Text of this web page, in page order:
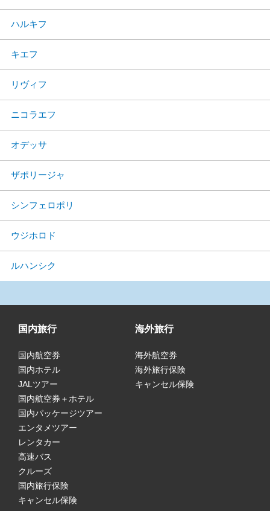
ハルキフ
キエフ
リヴィフ
ニコラエフ
オデッサ
ザポリージャ
シンフェロポリ
ウジホロド
ルハンシク
国内旅行
国内航空券
国内ホテル
JALツアー
国内航空券＋ホテル
国内パッケージツアー
エンタメツアー
レンタカー
高速バス
クルーズ
国内旅行保険
キャンセル保険
海外旅行
海外航空券
海外旅行保険
キャンセル保険